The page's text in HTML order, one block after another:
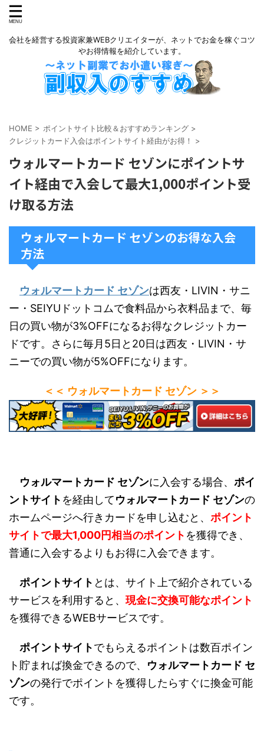
会社を経営する投資家兼WEBクリエイターが、ネットでお金を稼ぐコツ
やお得情報を紹介しています。
HOME > ポイントサイト比較＆おすすめランキング >
クレジットカード入会はポイントサイト経由がお得！
>
ウォルマートカード セゾンにポイントサ
イト経由で入会して最大1,000ポイント受
け取る方法
ウォルマートカード セゾンのお得な入会
方法
ウォルマートカード セゾンは西友・LIVIN・サニ
ー・SEIYUドットコムで食料品から衣料品まで、毎
日の買い物が3%OFFになるお得なクレジットカー
ドです。さらに毎月5日と20日は西友・LIVIN・サ
ニーでの買い物が5%OFFになります。
＜＜ ウォルマートカード セゾン ＞＞
ウォルマートカード セゾンに入会する場合、 ポイ
ントサイト を経由してウォルマートカード セゾンの
ホームページへ行きカードを申し込むと、 ポイント
サイトで最大1,000円相当のポイント を獲得でき、
普通に入会するよりもお得に入会できます。
ポイントサイト とは、サイト上で紹介されている
サービスを利用すると、 現金に交換可能なポイント
を獲得できるWEBサービスです。
ポイントサイトでもらえるポイントは数百ポイン
ト貯まれば換金できるので、 ウォルマートカード セ
ゾンの発行でポイントを獲得したらすぐに換金可能
です。